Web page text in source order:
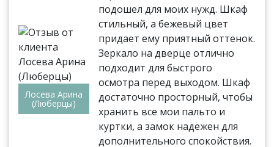
Лосева Арина
(Люберцы)
подошел для моих нужд. Шкаф
стильный, а бежевый цвет
придает ему приятный оттенок.
Зеркало на дверце отлично
подходит для быстрого
осмотра перед выходом. Шкаф
достаточно просторный, чтобы
хранить все мои пальто и
куртки, а замок надежен для
дополнительного спокойствия.